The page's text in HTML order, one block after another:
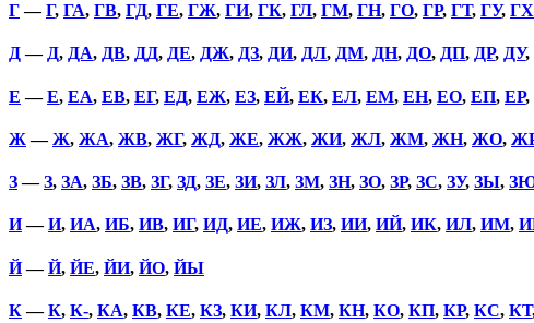
Г—Г, ГА, ГВ, ГД, ГЕ, ГЖ, ГИ, ГК, ГЛ, ГМ, ГН, ГО, ГР, ГТ, ГУ, ГХ
Д— Д, ДА, ДВ, ДД, ДЕ, ДЖ, ДЗ, ДИ, ДЛ, ДМ, ДН, ДО, ДП, ДР, ДУ,
Е —Е, ЕА, ЕВ, ЕГ, ЕД, ЕЖ, ЕЗ, ЕЙ, ЕК, ЕЛ, ЕМ, ЕН, ЕО, ЕП, ЕР,
Ж —Ж, ЖА, ЖВ, ЖГ, ЖД, ЖЕ, ЖЖ, ЖИ, ЖЛ, ЖМ, ЖН, ЖО,
З—З, ЗА, ЗБ, ЗВ, ЗГ, ЗД, ЗЕ, ЗИ, ЗЛ, ЗМ, ЗН, ЗО, ЗР, ЗС, ЗУ, ЗЫ,
И—И, ИА, ИБ, ИВ, ИГ, ИД, ИЕ, ИЖ, ИЗ, ИИ, ИЙ, ИК, ИЛ, ИМ,
Й—Й, ЙЕ, ЙИ, ЙО, ЙЫ
К—К, К-, КА, КВ, КЕ, КЗ, КИ, КЛ, КМ, КН, КО, КП, КР, КС, КТ